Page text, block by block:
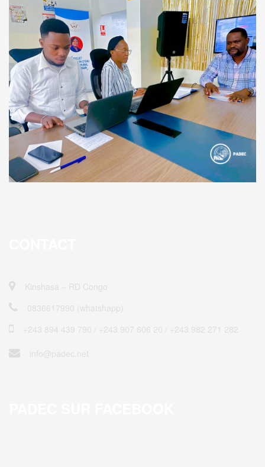
Kinshasa – RD Congo
0836617990 (whatshapp)
+243 894 439 790 / ‎+243 907 606 20 / +243 982 271 282
info@padec.net